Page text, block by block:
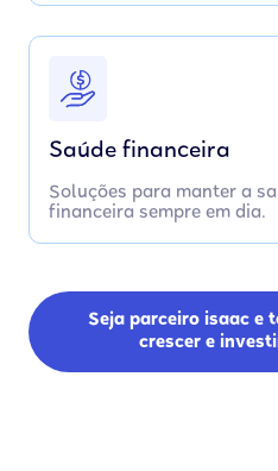
Saúde financeira
Soluções para manter a
financeira sempre em dia.
Seja parceiro isaac e
crescer e